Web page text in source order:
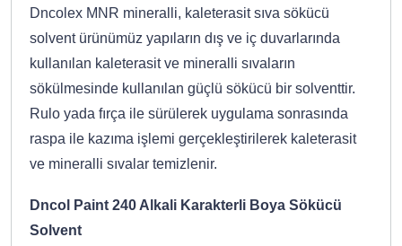
Dncolex MNR mineralli, kaleterasit sıva sökücü
solvent ürünümüz yapıların dış ve iç duvarlarında
kullanılan kaleterasit ve mineralli sıvaların
sökülmesinde kullanılan güçlü sökücü bir solventtir.
Rulo yada fırça ile sürülerek uygulama sonrasında
raspa ile kazıma işlemi gerçekleştirilerek kaleterasit
ve mineralli sıvalar temizlenir.
Dncol Paint 240 Alkali Karakterli Boya Sökücü
Solvent